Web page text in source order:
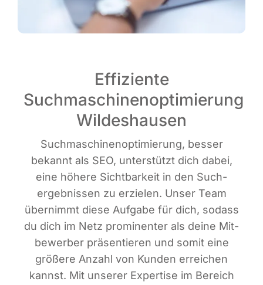
Effiziente
Suchmaschinenoptimierung
Wildeshausen
Such­ma­schi­nen­op­ti­mie­rung, bes­ser
bekannt als SEO, unter­stützt dich dabei,
eine höhe­re Sicht­bar­keit in den Such­
ergeb­nis­sen zu erzie­len. Unser Team
über­nimmt die­se Auf­ga­be für dich, sodass
du dich im Netz pro­mi­nen­ter als dei­ne Mit­
be­wer­ber prä­sen­tie­ren und somit eine
grö­ße­re Anzahl von Kun­den errei­chen
kannst. Mit unse­rer Exper­ti­se im Bereich